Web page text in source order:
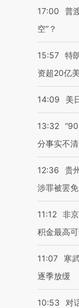
17:00
普
空”？
15:57 特
资超20亿
14:09 美
13:32
分事实不清
12:36
贵
涉罪被罢
11:12 非
积金最高
11:07
寒
逐季放缓
10:53
对